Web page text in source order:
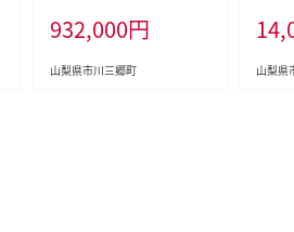
印刻 ハンコ はんこ 判子 印
鑑セット 実印 認印 銀行印
オフィス 仕事 プレゼント ギ
932,000円
山梨県市川三郷町
5]
山梨県